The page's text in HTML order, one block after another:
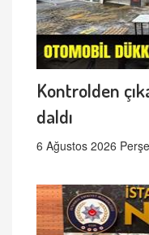
Kontrolden
daldı
6 Ağustos 2026